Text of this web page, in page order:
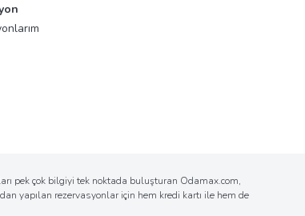
pek çok bilgiyi tek noktada buluşturan Odamax.com,
yapılan rezervasyonlar için hem kredi kartı ile hem de